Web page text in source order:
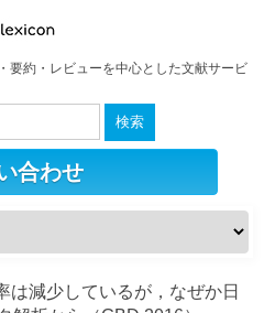
要約・レビューを中心とした文献サービ
合わせ
は減少しているが，なぜか日